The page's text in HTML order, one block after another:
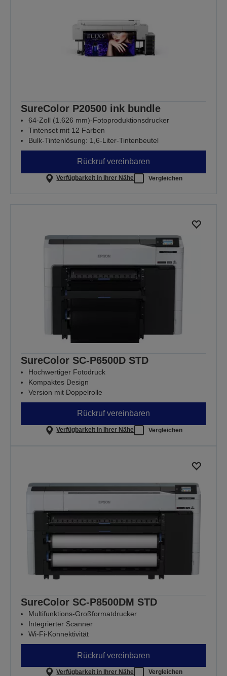
SureColor P20500 ink bundle
64-Zoll (1.626 mm)-Fotoproduktionsdrucker
Tintenset mit 12 Farben
Bulk-Tintenlösung: 1,6-Liter-Tintenbeutel
Rückruf vereinbaren
Verfügbarkeit in Ihrer Nähe Vergleichen
SureColor SC-P6500D STD
Hochwertiger Fotodruck
Kompaktes Design
Version mit Doppelrolle
Rückruf vereinbaren
Verfügbarkeit in Ihrer Nähe Vergleichen
SureColor SC-P8500DM STD
Multifunktions-Großformatdrucker
Integrierter Scanner
Wi-Fi-Konnektivität
Rückruf vereinbaren
Verfügbarkeit in Ihrer Nähe Vergleichen